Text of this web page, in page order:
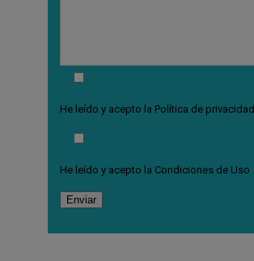
He leído y acepto la Política de privacidad
He leído y acepto la Condiciones de Uso